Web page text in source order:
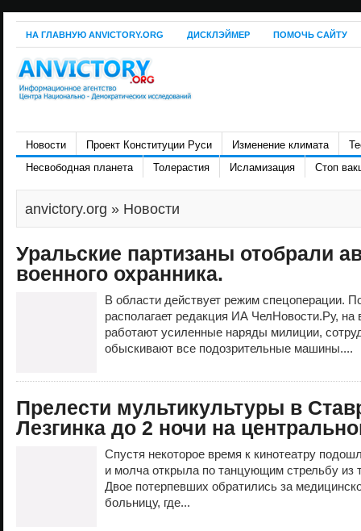
НА ГЛАВНУЮ ANVICTORY.ORG ДИСКЛЭЙМЕР ПОМОЧЬ САЙТУ
Новости Проект Конституции Руси Изменение климата
Несвободная планета
Толерастия Исламизация Стоп
anvictory.org » Новости
Уральские партизаны отобрали
военного охранника.
В области действует режим спецоперации.
располагает редакция ИА ЧелНовости.Ру, на
работают усиленные наряды милиции,
обыскивают все подозрительные машины....
Прелести мультикультуры в
Лезгинка до 2 ночи на
Спустя некоторое время к кинотеатру
и молча открыла по танцующим стрельбу из
Двое потерпевших обратились за
больницу, где...